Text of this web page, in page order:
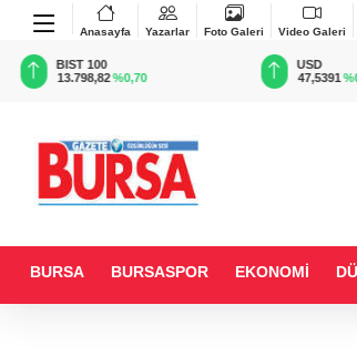
Anasayfa Yazarlar Foto Galeri Video Galeri
BIST 100
13.798,82%0,70
USD
47,5391
BURSA BURSASPOR EKONOMİ